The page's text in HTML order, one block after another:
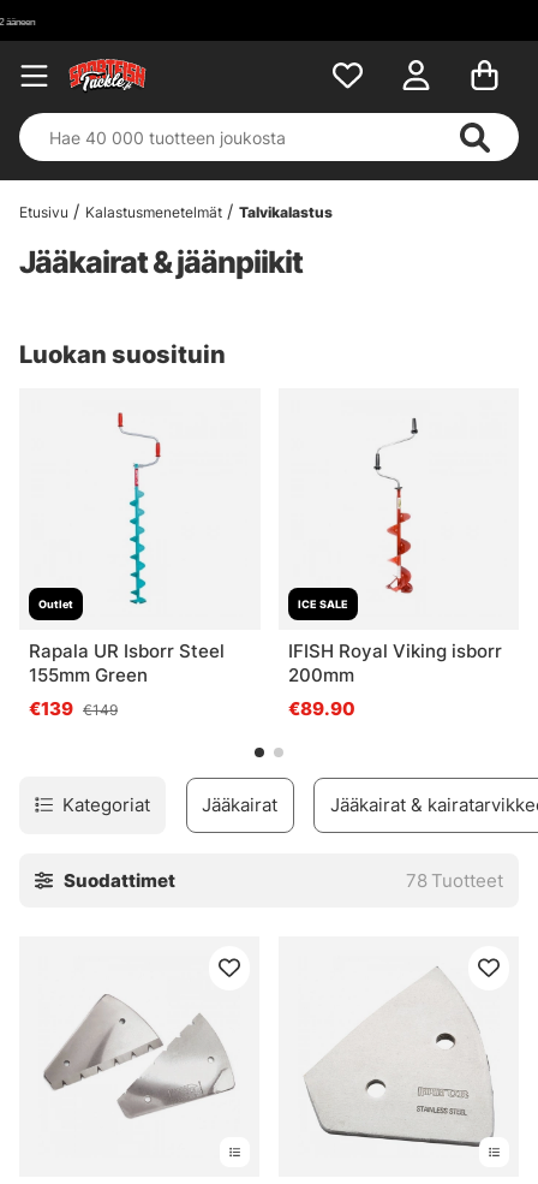
Etusivu Kalastusmenetelmät Talvikalastus
Jääkairat & jäänpiikit
Luokan suosituin
Outlet
Rapala UR Isborr Steel
155mm Green
€139 €149
ICE SALE
IFISH Royal Viking isborr
200mm
€89.90
Kategoriat Jääkairat Jääkairat &
Suodattimet 78 Tuotteet